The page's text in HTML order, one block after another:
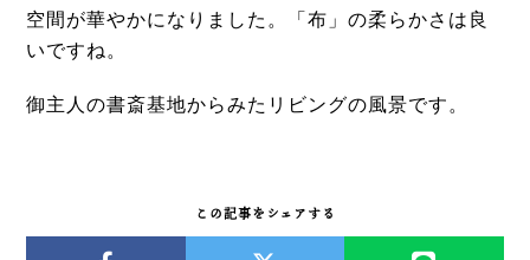
空間が華やかになりました。「布」の柔らかさは良
いですね。
御主人の書斎基地からみたリビングの風景です。
この記事をシェアする